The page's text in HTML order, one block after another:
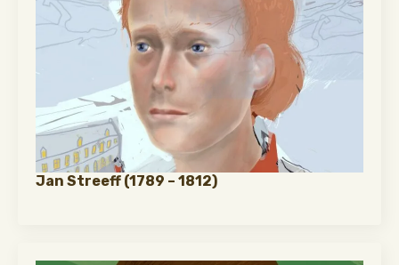
Jan Streeff (1789 – 1812)